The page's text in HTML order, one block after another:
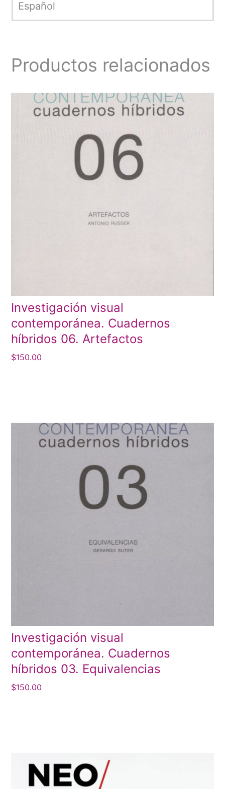
Español
Productos relacionados
Investigación visual
contemporánea. Cuadernos
híbridos 06. Artefactos
$150.00
Investigación visual
contemporánea. Cuadernos
híbridos 03. Equivalencias
$150.00